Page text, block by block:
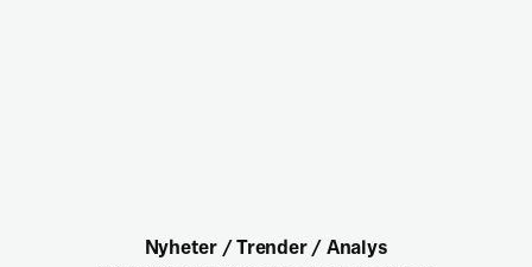
Nyheter / Trender / Analys